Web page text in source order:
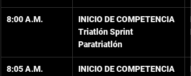
8:00 A.M.
INICIO DE COMPETENCIA
Triatlón Sprint
Paratriatlón
8:05 A.M.
INICIO DE COMPETENCIA